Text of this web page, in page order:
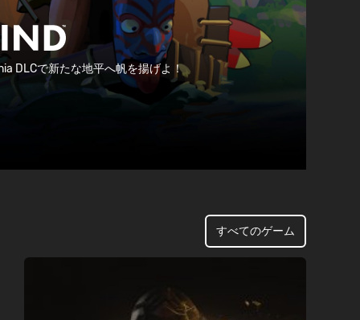
DLCで新たな地平へ帆を揚げよ！
すべてのゲーム